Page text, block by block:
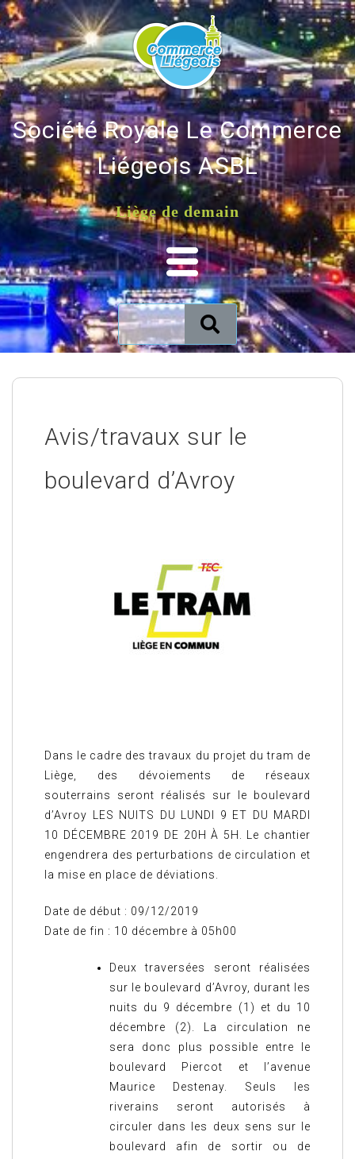
Société Royale Le Commerce
Liégeois ASBL
Liège de demain
Avis/travaux sur le
boulevard d’Avroy
Dans le cadre des travaux du projet du tram de
Liège, des dévoiements de réseaux
souterrains seront réalisés sur le boulevard
d’Avroy LES NUITS DU LUNDI 9 ET DU MARDI
10 DÉCEMBRE 2019 DE 20H À 5H. Le chantier
engendrera des perturbations de circulation et
la mise en place de déviations.
Date de début : 09/12/2019
Date de fin : 10 décembre à 05h00
Deux traversées seront réalisées
sur le boulevard d’Avroy, durant les
nuits du 9 décembre (1) et du 10
décembre (2). La circulation ne
sera donc plus possible entre le
boulevard Piercot et l’avenue
Maurice Destenay. Seuls les
riverains seront autorisés à
circuler dans les deux sens sur le
boulevard afin de sortir ou de